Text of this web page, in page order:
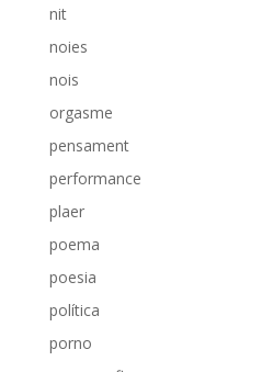
nit
noies
nois
orgasme
pensament
performance
plaer
poema
poesia
política
porno